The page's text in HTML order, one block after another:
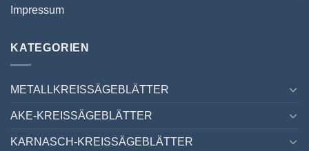
Impressum
KATEGORIEN
METALLKREISSÄGEBLÄTTER
AKE-KREISSÄGEBLÄTTER
KARNASCH-KREISSÄGEBLÄTTER